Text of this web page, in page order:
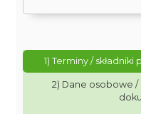
1) Terminy /
2) Dane osobowe /